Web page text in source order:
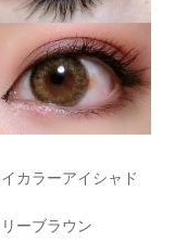
カラーアイシャド
ーブラウン